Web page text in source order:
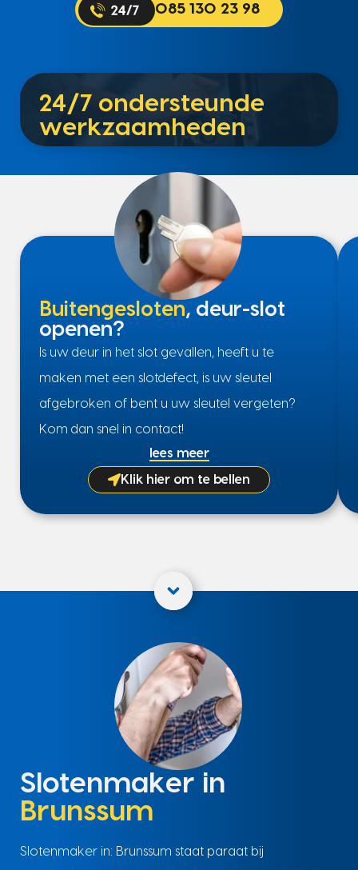
085 130 23 98
24/7 ondersteunde
werkzaamheden
Buitengesloten, deur-slot
openen?
Is uw deur in het slot gevallen, heeft u te
maken met een slotdefect, is uw sleutel
afgebroken of bent u uw sleutel vergeten?
Kom dan snel in contact!
lees meer
Klik hier om te bellen
Slotenmaker in
Brunssum
Slotenmaker in: Brunssum staat paraat bij